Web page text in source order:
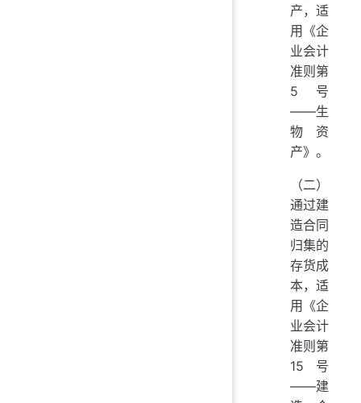
产，适
用《企
业会计
准则第
5号
——生
物资
产》。
（二）
通过建
造合同
归集的
存货成
本，适
用《企
业会计
准则第
15号
——建